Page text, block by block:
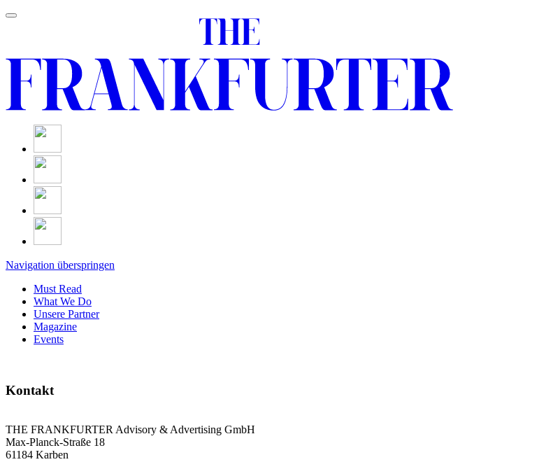
Navigation überspringen
Must Read
What We Do
Unsere Partner
Magazine
Events
Kontakt
THE FRANKFURTER Advisory & Advertising GmbH
Max-Planck-Straße 18
61184 Karben